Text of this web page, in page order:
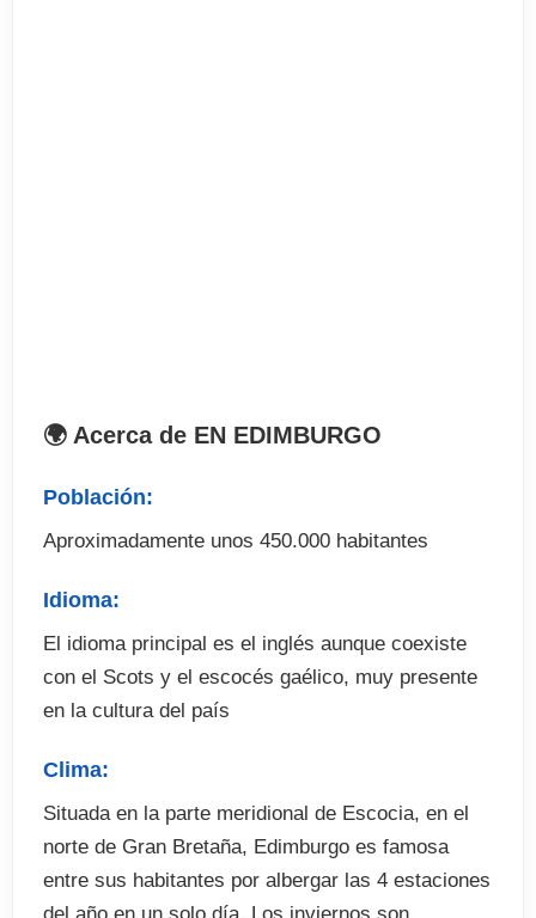
. Curso de inglés académico de 20 lecciones
semanales
. Materiales
El precio no incluye
. Recogida en el aeropuerto (opcional)
. Seguro de viaje (opcional)
. Fianza de alojamiento (cuando proceda)
. Tasa de exámenes (cuando proceda)
🌍 Acerca de EN EDIMBURGO
Población:
Aproximadamente unos 450.000 habitantes
Idioma:
El idioma principal es el inglés aunque coexiste
con el Scots y el escocés gaélico, muy presente
en la cultura del país
Clima:
Situada en la parte meridional de Escocia, en el
norte de Gran Bretaña, Edimburgo es famosa
entre sus habitantes por albergar las 4 estaciones